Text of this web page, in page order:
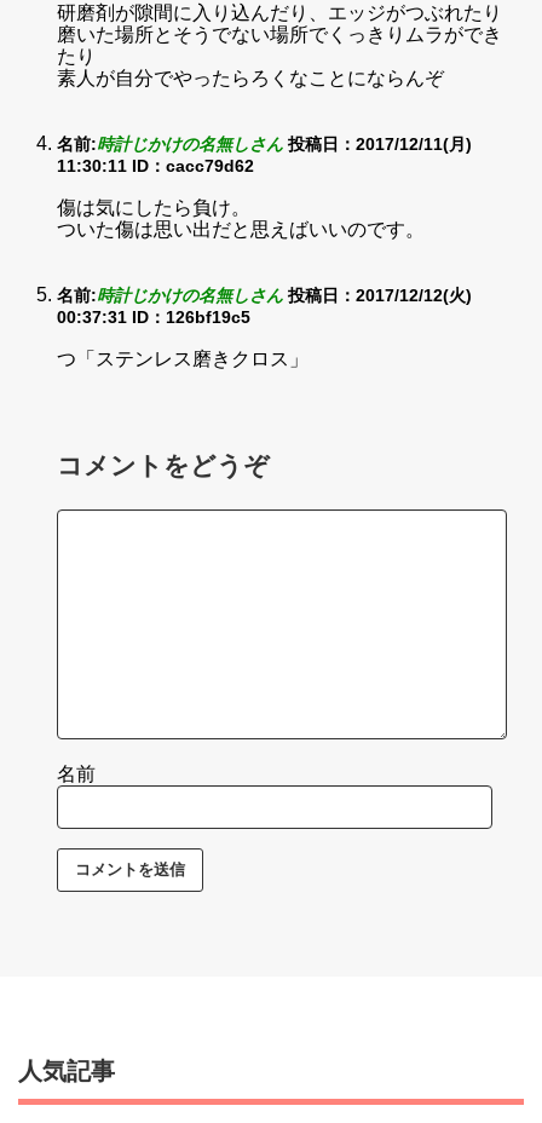
研磨剤が隙間に入り込んだり、エッジがつぶれたり
磨いた場所とそうでない場所でくっきりムラができ
たり
素人が自分でやったらろくなことにならんぞ
名前:時計じかけの名無しさん 投稿日：2017/12/11(月)
11:30:11 ID：cacc79d62
傷は気にしたら負け。
ついた傷は思い出だと思えばいいのです。
名前:時計じかけの名無しさん 投稿日：2017/12/12(火)
00:37:31 ID：126bf19c5
つ「ステンレス磨きクロス」
コメントをどうぞ
名前
人気記事